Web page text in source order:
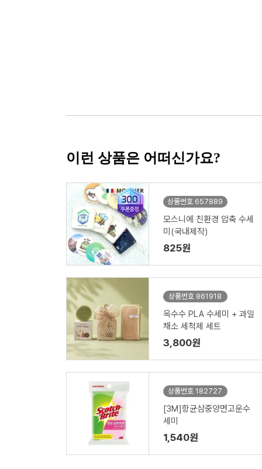
이런 상품은 어떠신가요?
상품번호 657889
모스니에 친환경 압축 수세
미(국내제작)
825원
상품번호 861918
옥수수 PLA 수세미 + 과일
채소 세척제 세트
3,800원
상품번호 182727
[3M]항균삼중양면고운수
세미
1,540원